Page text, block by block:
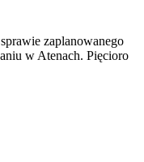
zaplanowanego
w Atenach. Pięcioro